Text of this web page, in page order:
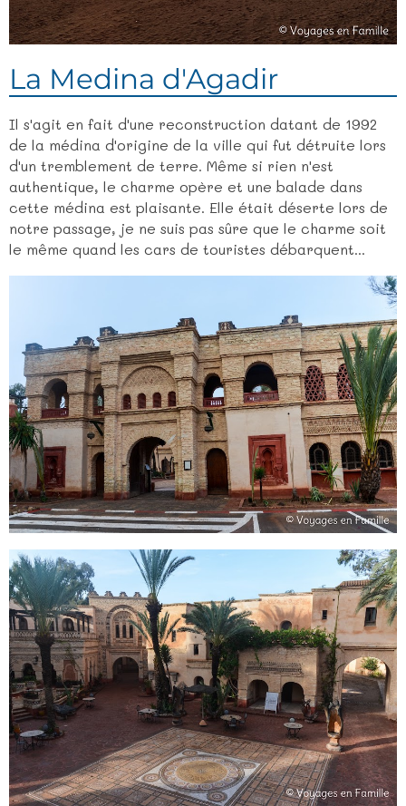
La Medina d'Agadir
Il s'agit en fait d'une reconstruction datant de 1992
de la médina d'origine de la ville qui fut détruite lors
d'un tremblement de terre. Même si rien n'est
authentique, le charme opère et une balade dans
cette médina est plaisante. Elle était déserte lors de
notre passage, je ne suis pas sûre que le charme soit
le même quand les cars de touristes débarquent...